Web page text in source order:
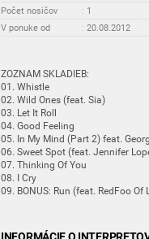
Počet nosičov
: 1
V ponuke od
: 20.08.2012
ZOZNAM SKLADIEB:
01. Whistle
02. Wild Ones (feat. Sia)
03. Let It Roll
04. Good Feeling
05. In My Mind (Part 2) feat.
06. Sweet Spot (feat. Jennifer
07. Thinking Of You
08. I Cry
09. BONUS: Run (feat. RedFoo Of